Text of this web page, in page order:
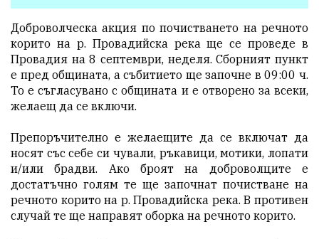
Доброволческа акция по почистването на речното
корито на р. Провадийска река ще се проведе в
Провадия на 8 септември, неделя. Сборният пункт
е пред общината, а събитието ще започне в 09:00 ч.
То е съгласувано с общината и е отворено за всеки,
желаещ да се включи.
Препоръчително е желаещите да се включат да
носят със себе си чували, ръкавици, мотики, лопати
и/или брадви. Ако броят на доброволците е
достатъчно голям те ще започнат почистване на
речното корито на р. Провадийска река. В противен
случай те ще направят оборка на речното корито.